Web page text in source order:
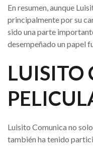
En resumen, aunque
principalmente por su
sido una parte
desempeñado un papel
LUISITO
Luisito Comunica no
también ha tenido